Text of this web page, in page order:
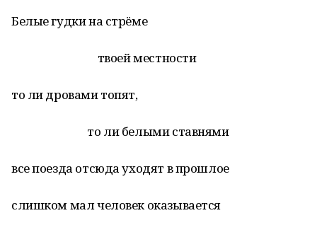
Белые гудки на стрёме
твоей местности
то ли дровами топят,
то ли белыми ставнями
все поезда отсюда уходят в прошлое
слишком мал человек оказывается